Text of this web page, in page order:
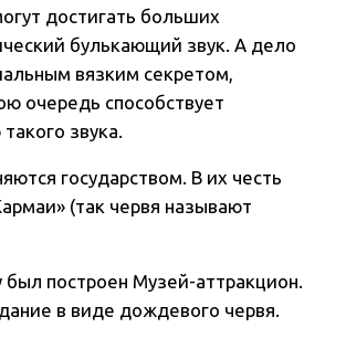
достигать больших
булькающий звук. А дело
вязким секретом,
очередь способствует
звука.
государством. В их честь
(так червя называют
был построен Музей-аттракцион.
в виде дождевого червя.